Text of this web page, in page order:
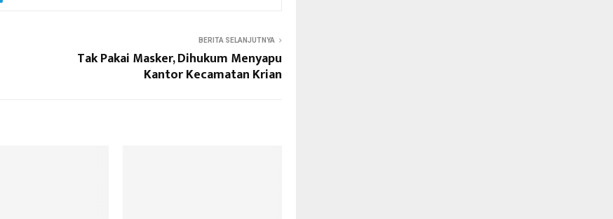
BERITA SELANJUTNYA
Tak Pakai Masker, Dihukum Menyapu
Kantor Kecamatan Krian